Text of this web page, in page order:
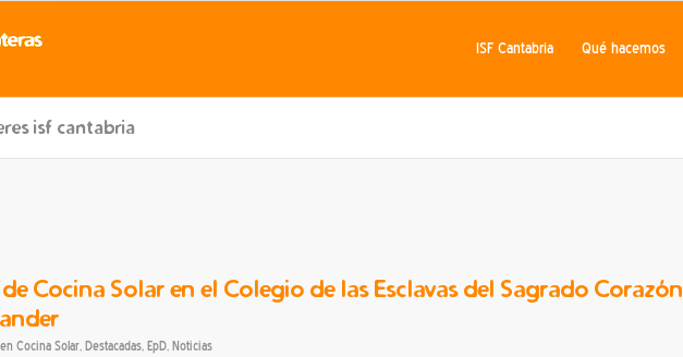
ISF Cantabria Qué hacemos
isf cantabria
Cocina Solar en el Colegio de las Esclavas del Sagrado Corazón
en Cocina Solar, Destacadas, EpD, Noticias